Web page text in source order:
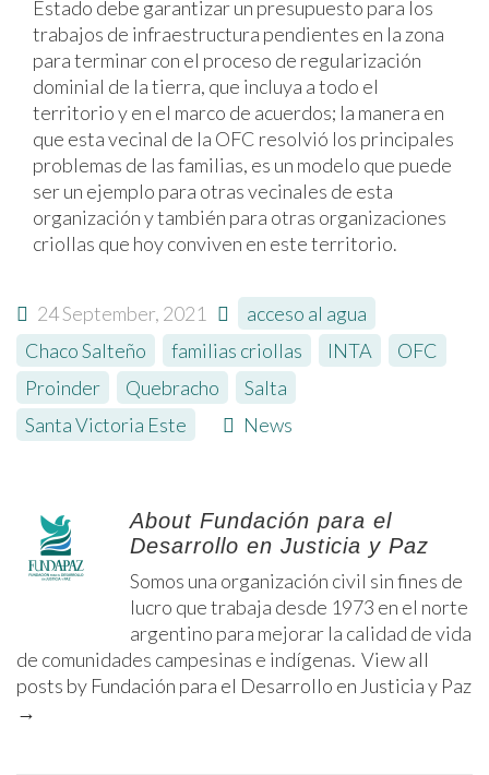
Estado debe garantizar un presupuesto para los
trabajos de infraestructura pendientes en la zona
para terminar con el proceso de regularización
dominial de la tierra, que incluya a todo el
territorio y en el marco de acuerdos; la manera en
que esta vecinal de la OFC resolvió los principales
problemas de las familias, es un modelo que puede
ser un ejemplo para otras vecinales de esta
organización y también para otras organizaciones
criollas que hoy conviven en este territorio.
24 September, 2021 acceso al agua
Chaco Salteño
familias criollas INTA OFC
Proinder
Quebracho Salta
Santa Victoria Este
News
About Fundación para el
Desarrollo en Justicia y Paz
Somos una organización civil sin fines de
lucro que trabaja desde 1973 en el norte
argentino para mejorar la calidad de vida
de comunidades campesinas e indígenas. View all
posts by Fundación para el Desarrollo en Justicia y Paz
→